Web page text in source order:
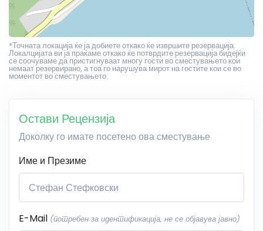
*Точната локација ќе ја добиете откако ќе извршите резервација.
Локалцијата ви ја праќаме откако ќе потврдите резервација бидејќи
се соочуваме да пристигнуваат многу гости во сместувањето кои
немаат резервирано, а тоа го нарушува мирот на гостите кои се во
моментот во сместувањето.
Остави Рецензија
Доколку го имате посетено ова сместување
Име и Презиме
E-Mail (потребен за идентификација, не се објавува јавно)